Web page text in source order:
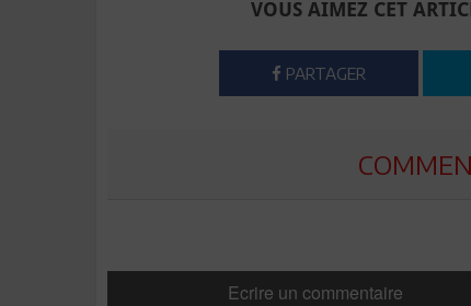
VOUS AIMEZ CET
PARTAGER
Ecrire un commentaire